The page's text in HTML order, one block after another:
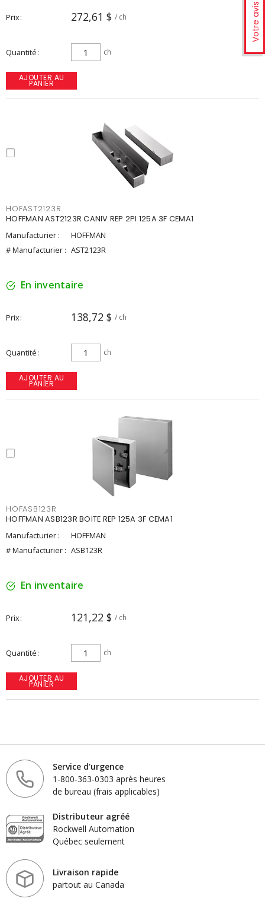
Votre avis
Prix 272,61 $ / ch
Quantité ch
AJOUTER AU
PANIER
HOFAST2123R
HOFFMAN AST2123R CANIV REP 2PI 125A 3F CEMA1
Manufacturier :
HOFFMAN
# Manufacturier : AST2123R
En inventaire
Prix 138,72 $ / ch
Quantité ch
AJOUTER AU
PANIER
HOFASB123R
HOFFMAN ASB123R BOITE REP 125A 3F CEMA1
Manufacturier :
HOFFMAN
# Manufacturier : ASB123R
En inventaire
Prix 121,22 $ / ch
Quantité ch
AJOUTER AU
PANIER
Service d'urgence
1-800-363-0303 après heures
de bureau (frais applicables)
Distributeur agréé
Rockwell Automation
Québec seulement
Livraison rapide
partout au Canada